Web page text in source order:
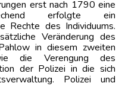
erst nach 1790 eine
erfolgte ein
Rechte des Individuums.
Veränderung des
in diesem zweiten
die Verengung des
der Polizei in die sich
Polizei und